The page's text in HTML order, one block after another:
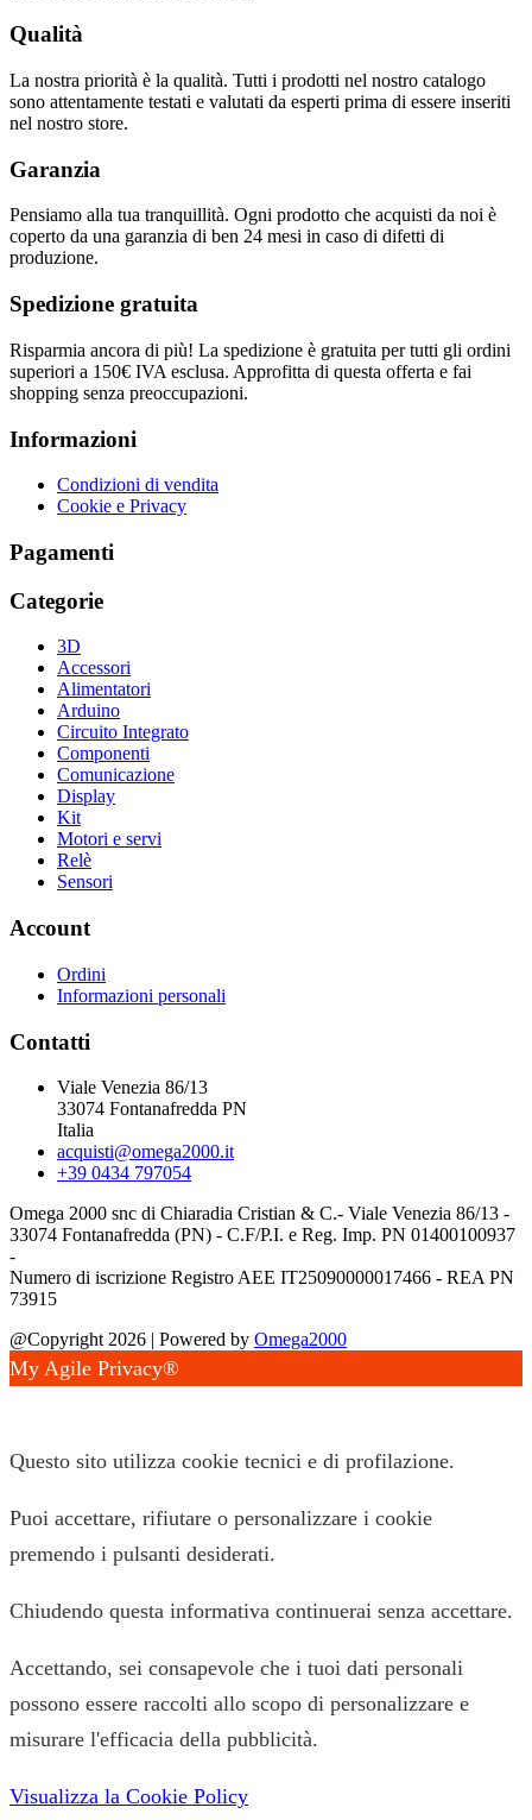
Qualità
La nostra priorità è la qualità. Tutti i prodotti nel nostro catalogo
sono attentamente testati e valutati da esperti prima di essere inseriti
nel nostro store.
Garanzia
Pensiamo alla tua tranquillità. Ogni prodotto che acquisti da noi è
coperto da una garanzia di ben 24 mesi in caso di difetti di
produzione.
Spedizione gratuita
Risparmia ancora di più! La spedizione è gratuita per tutti gli ordini
superiori a 150€ IVA esclusa. Approfitta di questa offerta e fai
shopping senza preoccupazioni.
Informazioni
Condizioni di vendita
Cookie e Privacy
Pagamenti
Categorie
3D
Accessori
Alimentatori
Arduino
Circuito Integrato
Componenti
Comunicazione
Display
Kit
Motori e servi
Relè
Sensori
Account
Ordini
Informazioni personali
Contatti
Viale Venezia 86/13
33074 Fontanafredda PN
Italia
acquisti@omega2000.it
+39 0434 797054
Omega 2000 snc di Chiaradia Cristian & C.- Viale Venezia 86/13 -
33074 Fontanafredda (PN) - C.F/P.I. e Reg. Imp. PN 01400100937
-
Numero di iscrizione Registro AEE IT25090000017466 - REA PN
73915
@Copyright 2026 | Powered by Omega2000
My Agile Privacy®
Questo sito utilizza cookie tecnici e di profilazione.
Puoi accettare, rifiutare o personalizzare i cookie
premendo i pulsanti desiderati.
Chiudendo questa informativa continuerai senza accettare.
Accettando, sei consapevole che i tuoi dati personali
possono essere raccolti allo scopo di personalizzare e
misurare l'efficacia della pubblicità.
Visualizza la Cookie Policy